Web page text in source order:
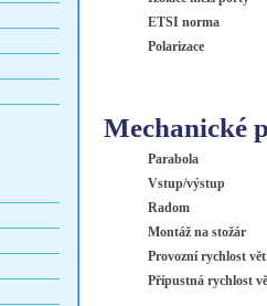
ETSI norma
Polarizace
Mechanické
Parabola
Vstup/výstup
Radom
Montáž na stožár
Provozní rychlost
Přípustná rychlost